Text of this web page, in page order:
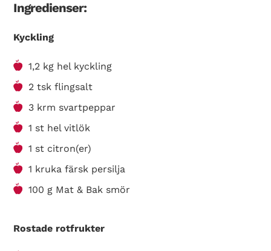
Ingredienser:
Kyckling
1,2 kg hel kyckling
2 tsk flingsalt
3 krm svartpeppar
1 st hel vitlök
1 st citron(er)
1 kruka färsk persilja
100 g Mat & Bak smör
Rostade rotfrukter